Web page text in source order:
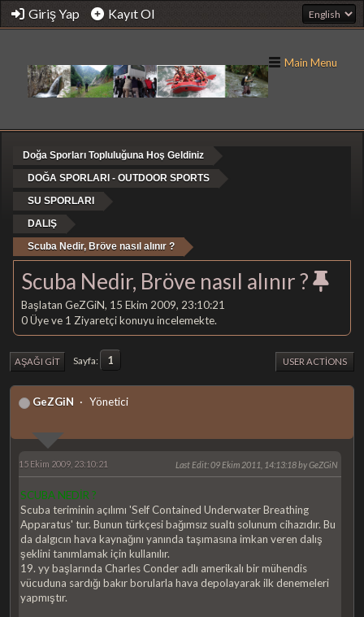
Giriş Yap Kayıt Ol
Main Menu
Doğa Sporları Topluluğuna Hoş Geldiniz
DOĞA SPORLARI - OUTDOOR SPORTS
SU SPORLARI
DALIŞ
Scuba Nedir, Bröve nasıl alınır ?
Scuba Nedir, Bröve nasıl alınır ?
Başlatan GeZGiN, 15 Ekim 2009, 23:10:21
0 Üye ve 1 Ziyaretçi konuyu incelemekte.
AŞAĞI GIT Sayfa 1 USER ACTIONS
GeZGiN Yönetici
15 Ekim 2009, 23:10:21 Last Edit: 09 Ekim 2011, 14:13:18 by GeZGiN
SCUBA NEDİR ?
Scuba teriminin açılımı 'Self Contained Underwater Breathing
Apparatus' tur. Bunun türkçesi bağımsız sualtı solunum cihazıdır. Bu
da dalgıcın hava kaynağını yanında taşımasına imkan veren dalış
şeklini tanımlamak için kullanılır.
19. yy başlarında Charles Conder adlı amerikalı bir mühendis
vücuduna sardığı bakır borularla hava depolayarak ilk denemeleri
yapmıştır.